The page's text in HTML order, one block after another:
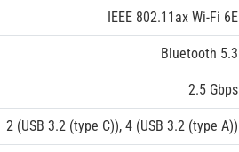
IEEE 802.11ax Wi-Fi 6E
Bluetooth 5.3
2.5 Gbps
2 (USB 3.2 (type C)), 4 (USB 3.2 (type A))